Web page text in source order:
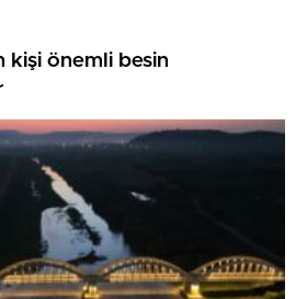
kişi önemli besin